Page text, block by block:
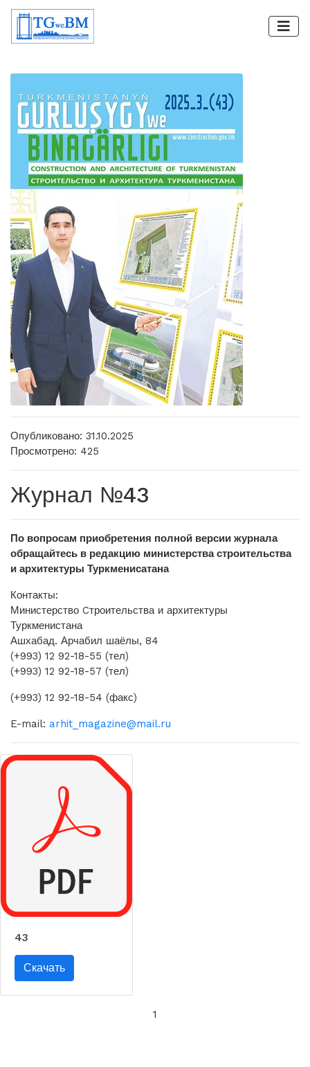
Опубликовано: 31.10.2025
Просмотрено: 425
Журнал №43
По вопросам приобретения полной версии журнала
обращайтесь в редакцию министерства строительства
и архитектуры Туркменисатана
Контакты:
Министерство Cтроительства и архитектуры
Туркменистана
Ашхабад. Арчабил шаёлы, 84
(+993) 12 92-18-55 (тел)
(+993) 12 92-18-57 (тел)
(+993) 12 92-18-54 (факс)
E-mail: arhit_magazine@mail.ru
43
Скачать
1